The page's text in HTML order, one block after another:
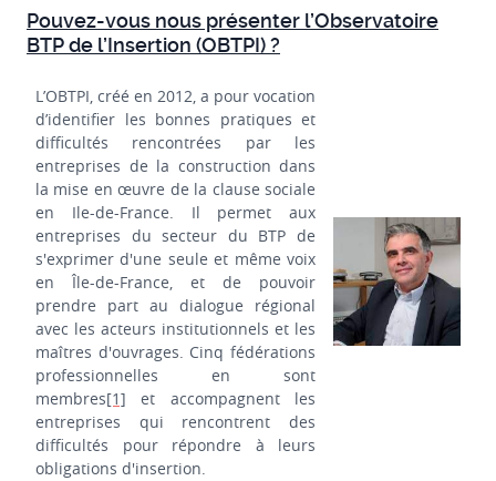
Pouvez-vous nous présenter l’Observatoire
BTP de l’Insertion (OBTPI) ?
L’OBTPI, créé en 2012, a pour vocation
d’identifier les bonnes pratiques et
difficultés rencontrées par les
entreprises de la construction dans
la mise en œuvre de la clause sociale
en Ile-de-France. Il permet aux
entreprises du secteur du BTP de
s'exprimer d'une seule et même voix
en Île-de-France, et de pouvoir
prendre part au dialogue régional
avec les acteurs institutionnels et les
maîtres d'ouvrages. Cinq fédérations
professionnelles en sont
membres[1] et accompagnent les
entreprises qui rencontrent des
difficultés pour répondre à leurs
obligations d'insertion.